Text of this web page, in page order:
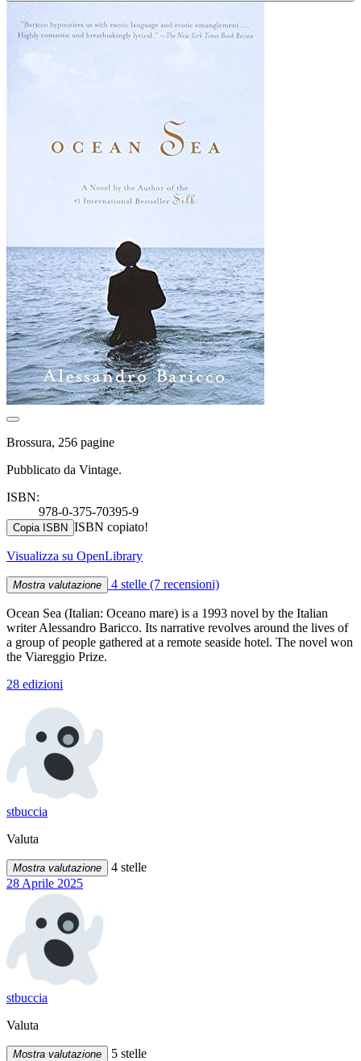
Brossura, 256 pagine
Pubblicato da Vintage.
ISBN:
978-0-375-70395-9
Copia ISBN ISBN copiato!
Visualizza su OpenLibrary
Mostra valutazione 4 stelle (7 recensioni)
Ocean Sea (Italian: Oceano mare) is a 1993 novel by the Italian
writer Alessandro Baricco. Its narrative revolves around the lives of
a group of people gathered at a remote seaside hotel. The novel won
the Viareggio Prize.
28 edizioni
stbuccia
Valuta
Mostra valutazione
4 stelle
28 Aprile 2025
stbuccia
Valuta
Mostra valutazione
5 stelle